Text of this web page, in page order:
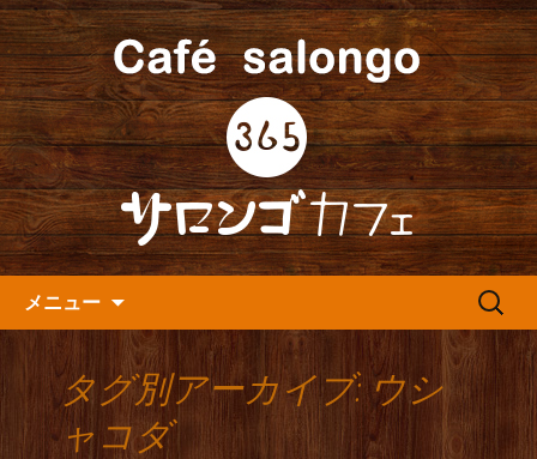
人形町の『365(サロンゴ)カフ
ェ』よりお知らせ
人形町の音楽カフェ『365カフェ』より
最新情報をお届けします。
メニュー
検
タグ別アーカイブ: ウシ
ャコダ